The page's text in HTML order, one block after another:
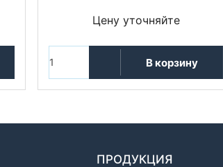
Цену уточняйте
В корзину
ПРОДУКЦИЯ